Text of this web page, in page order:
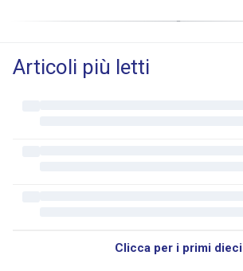
Articoli più letti
Clicca per i primi dieci